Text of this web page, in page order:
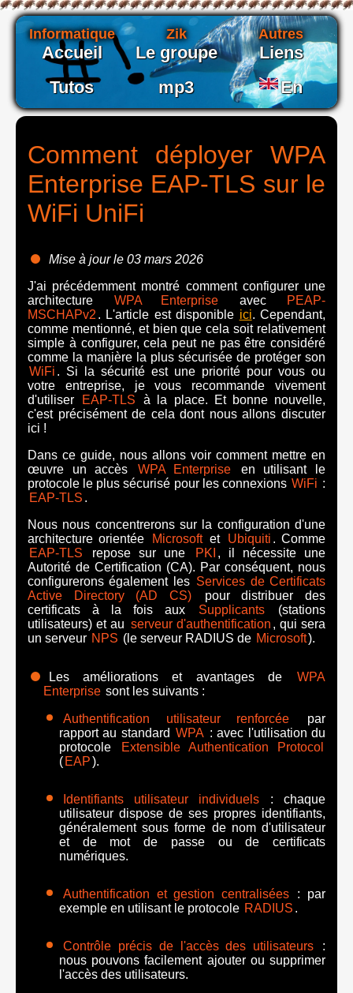
Informatique
Accueil
Tutos
Zik
Le groupe
mp3
Autres
Liens
En
Comment déployer WPA
Enterprise EAP-TLS sur le
WiFi UniFi
Mise à jour le 03 mars 2026
J'ai précédemment montré comment configurer une
architecture
WPA Enterprise avec
PEAP-
MSCHAPv2 . L'article est disponible ici. Cependant,
comme mentionné, et bien que cela soit relativement
simple à configurer, cela peut ne pas être considéré
comme la manière la plus sécurisée de protéger son
WiFi . Si la sécurité est une priorité pour vous ou
votre entreprise, je vous recommande vivement
d'utiliser
EAP-TLS
à la place. Et bonne nouvelle,
c'est précisément de cela dont nous allons discuter
ici !
Dans ce guide, nous allons voir comment mettre en
œuvre un accès
WPA Enterprise
en utilisant le
protocole le plus sécurisé pour les connexions WiFi :
EAP-TLS .
Nous nous concentrerons sur la configuration d'une
architecture orientée
Microsoft et Ubiquiti . Comme
EAP-TLS
repose sur une PKI , il nécessite une
Autorité de Certification (CA). Par conséquent, nous
configurerons également les Services de Certificats
Active Directory (AD CS)
pour distribuer des
certificats à la fois aux
Supplicants
(stations
utilisateurs) et au serveur d'authentification , qui sera
un serveur NPS (le serveur RADIUS de Microsoft).
Les améliorations et avantages de
WPA
Enterprise sont les suivants :
Authentification utilisateur renforcée
par
rapport au standard WPA : avec l'utilisation du
protocole
Extensible Authentication Protocol
( EAP).
Identifiants utilisateur individuels
: chaque
utilisateur dispose de ses propres identifiants,
généralement sous forme de nom d'utilisateur
et de mot de passe ou de certificats
numériques.
Authentification et gestion centralisées
: par
exemple en utilisant le protocole RADIUS .
Contrôle précis de l'accès des utilisateurs
:
nous pouvons facilement ajouter ou supprimer
l'accès des utilisateurs.